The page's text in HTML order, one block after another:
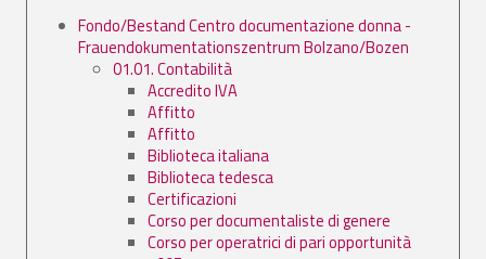
Fondo/Bestand Centro documentazione donna -
Frauendokumentationszentrum Bolzano/Bozen
01.01. Contabilità
Accredito IVA
Affitto
Affitto
Biblioteca italiana
Biblioteca tedesca
Certificazioni
Corso per documentaliste di genere
Corso per operatrici di pari opportunità